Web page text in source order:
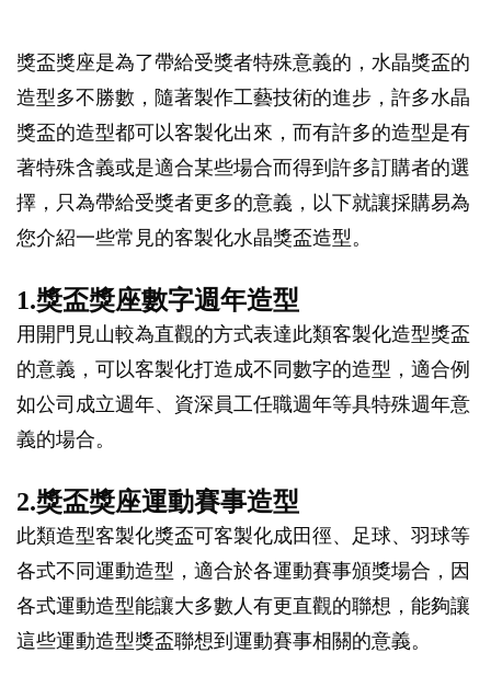
獎盃獎座是為了帶給受獎者特殊意義的，水晶獎盃的
造型多不勝數，隨著製作工藝技術的進步，許多水晶
獎盃的造型都可以客製化出來，而有許多的造型是有
著特殊含義或是適合某些場合而得到許多訂購者的選
擇，只為帶給受獎者更多的意義，以下就讓採購易為
您介紹一些常見的客製化水晶獎盃造型。
1.獎盃獎座數字週年造型
用開門見山較為直觀的方式表達此類客製化造型獎盃
的意義，可以客製化打造成不同數字的造型，適合例
如公司成立週年、資深員工任職週年等具特殊週年意
義的場合。
2.獎盃獎座運動賽事造型
此類造型客製化獎盃可客製化成田徑、足球、羽球等
各式不同運動造型，適合於各運動賽事頒獎場合，因
各式運動造型能讓大多數人有更直觀的聯想，能夠讓
這些運動造型獎盃聯想到運動賽事相關的意義。